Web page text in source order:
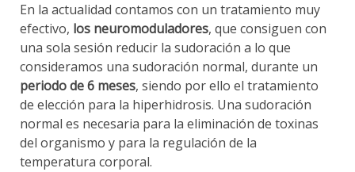
En la actualidad contamos con un tratamiento muy
efectivo, los neuromoduladores, que consiguen con
una sola sesión reducir la sudoración a lo que
consideramos una sudoración normal, durante un
periodo de 6 meses, siendo por ello el tratamiento
de elección para la hiperhidrosis. Una sudoración
normal es necesaria para la eliminación de toxinas
del organismo y para la regulación de la
temperatura corporal.